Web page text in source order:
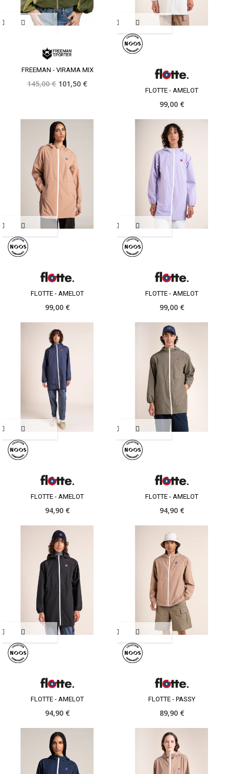
FREEMAN - VIRAMA MIX
145,00 € 101,50 €
FLOTTE - AMELOT
99,00 €
FLOTTE - AMELOT
99,00 €
FLOTTE - AMELOT
99,00 €
FLOTTE - AMELOT
94,90 €
FLOTTE - AMELOT
94,90 €
FLOTTE - AMELOT
94,90 €
FLOTTE - PASSY
89,90 €